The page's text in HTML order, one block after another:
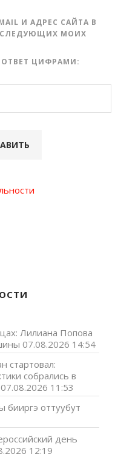
И АДРЕС САЙТА В
МОИХ
ЦИФРАМИ:
Лилиана Попова
07.08.2026 14:54
стартовал:
собрались в
07.08.2026 11:53
бииргэ оттуубут
день
12:19